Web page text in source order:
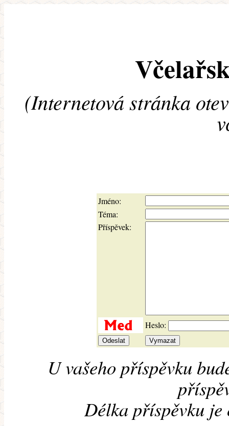
(Internetová stránka
Jméno:
Téma:
Příspěvek:
Heslo:
U vašeho příspěvku
Délka příspěvku je